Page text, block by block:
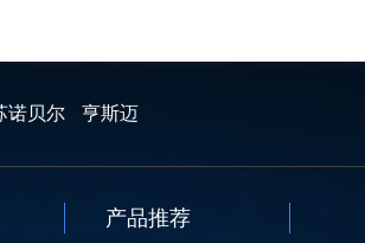
诺贝尔 亨斯迈
产品推荐